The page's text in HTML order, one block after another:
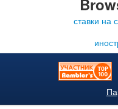
ставки на